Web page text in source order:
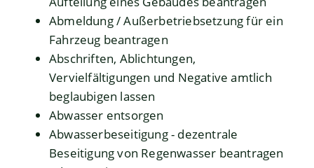
Abmeldung / Außerbetriebsetzung für ein
Fahrzeug beantragen
Abschriften, Ablichtungen,
Vervielfältigungen und Negative amtlich
beglaubigen lassen
Abwasser entsorgen
Abwasserbeseitigung - dezentrale
Beseitigung von Regenwasser beantragen